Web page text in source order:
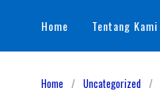
content
Home Tentang Kami
Home Uncategorized